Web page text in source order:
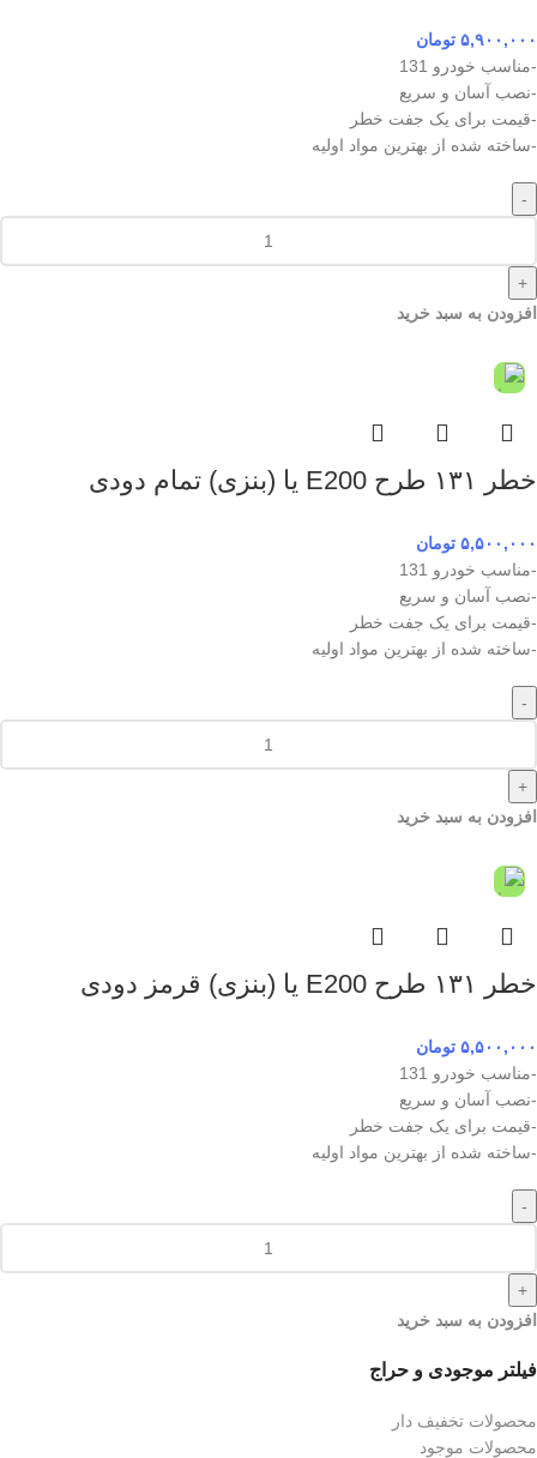
فیلتر موجودی و حراج
محصولات تخفیف دار
محصولات موجود
۵,۹۰۰,۰۰۰ تومان
-مناسب خودرو 131
-نصب آسان و سریع
-قیمت برای یک جفت خطر
-ساخته شده از بهترین مواد اولیه
-
+
افزودن به سبد خرید
خطر ۱۳۱ طرح E200 یا (بنزی) تمام دودی
۵,۵۰۰,۰۰۰ تومان
-مناسب خودرو 131
-نصب آسان و سریع
-قیمت برای یک جفت خطر
-ساخته شده از بهترین مواد اولیه
-
+
افزودن به سبد خرید
خطر ۱۳۱ طرح E200 یا (بنزی) قرمز دودی
۵,۵۰۰,۰۰۰ تومان
-مناسب خودرو 131
-نصب آسان و سریع
-قیمت برای یک جفت خطر
-ساخته شده از بهترین مواد اولیه
-
+
افزودن به سبد خرید